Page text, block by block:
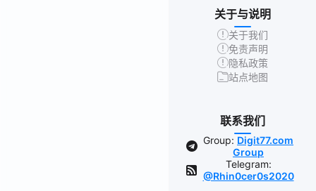
关于与说明
关于我们
免责声明
隐私政策
站点地图
联系我们
Group: Digit77.com
Group
Telegram:
@Rhin0cer0s2020